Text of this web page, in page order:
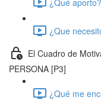
¿Que
El Cuadro de
PERSONA [P3]
¿Qué me